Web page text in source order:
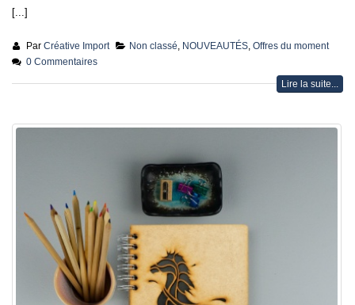
[...]
Par Créative Import Non classé NOUVEAUTÉS ,Offres du moment
0 Commentaires
Lire la suite...